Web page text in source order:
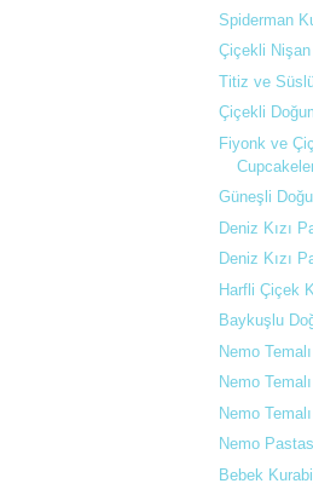
Spiderman
Çiçekli Nişan
Titiz ve
Çiçekli
Fiyonk ve
Güneşli
Deniz Kızı
Deniz Kızı
Harfli Çiçek
Baykuşlu
Nemo
Nemo
Nemo
Nemo
Bebek